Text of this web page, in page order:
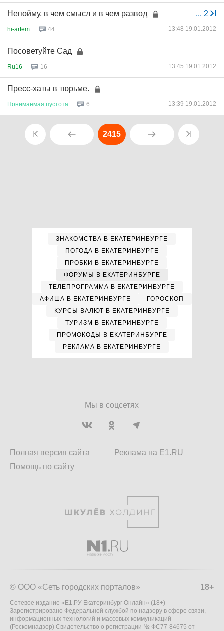
... 2
Непойму, в чем смысл и в чем развод
hi-artem 44 13:48 19.01.2012
Посоветуйте Сад
Ru16 16 13:45 19.01.2012
Пресс-хаты в тюрьме.
Понимаемая пустота 6 13:39 19.01.2012
2415
ЗНАКОМСТВА В ЕКАТЕРИНБУРГЕ
ПОГОДА В ЕКАТЕРИНБУРГЕ
ПРОБКИ В ЕКАТЕРИНБУРГЕ
ФОРУМЫ В ЕКАТЕРИНБУРГЕ
ТЕЛЕПРОГРАММА В ЕКАТЕРИНБУРГЕ
АФИША В ЕКАТЕРИНБУРГЕ
ГОРОСКОП
КУРСЫ ВАЛЮТ В ЕКАТЕРИНБУРГЕ
ТУРИЗМ В ЕКАТЕРИНБУРГЕ
ПРОМОКОДЫ В ЕКАТЕРИНБУРГЕ
РЕКЛАМА В ЕКАТЕРИНБУРГЕ
Мы в соцсетях
Полная версия сайта
Помощь по сайту
Реклама на E1.RU
18+
© ООО «Сеть городских порталов»
Сетевое издание «Е1.РУ Екатеринбург Онлайн» (18+)
Зарегистрировано Федеральной службой по надзору в сфере связи,
информационных технологий и массовых коммуникаций
(Роскомнадзор) Свидетельство о регистрации № ФС77-84675 от